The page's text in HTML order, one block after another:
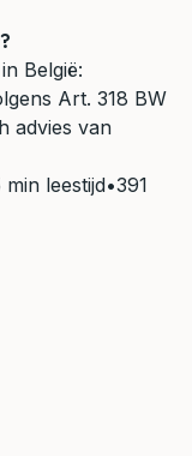
België:
Art. 318 BW
advies van
min leestijd•391